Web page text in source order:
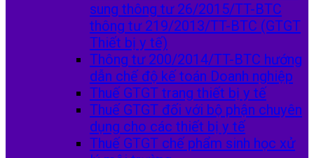
sung thông tư 26/2015/TT-BTC
thông tư 219/2013/TT-BTC (GTGT
Thiết bị y tế)
Thông tư 200/2014/TT-BTC hướng
dẫn chế độ kế toán Doanh nghiệp
Thuế GTGT trang thiết bị y tế
Thuế GTGT đối với bộ phận chuyên
dụng cho các thiết bị y tế
Thuế GTGT chế phẩm sinh học xử